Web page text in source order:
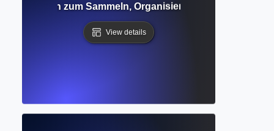
Leitfaden zum Sammeln, Organisieren und
View details